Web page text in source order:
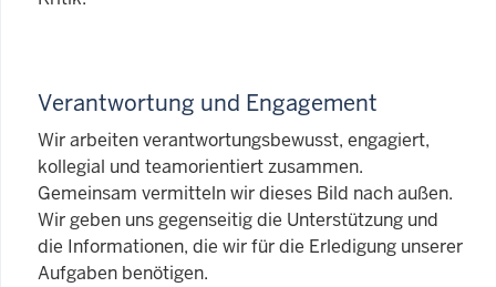
Verantwortung und Engagement
Wir arbeiten verantwortungsbewusst, engagiert,
kollegial und teamorientiert zusammen.
Gemeinsam vermitteln wir dieses Bild nach außen.
Wir geben uns gegenseitig die Unterstützung und
die Informationen, die wir für die Erledigung unserer
Aufgaben benötigen.